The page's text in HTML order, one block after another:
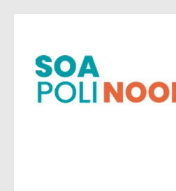
Over soa
Hoe werkt het?
Bestellen